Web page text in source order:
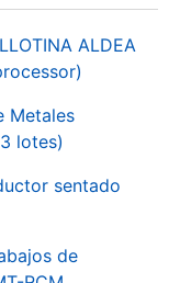
ALDEA
Metales
lotes)
sentado
de